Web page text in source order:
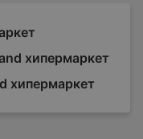
хипермаркет
хипермаркет